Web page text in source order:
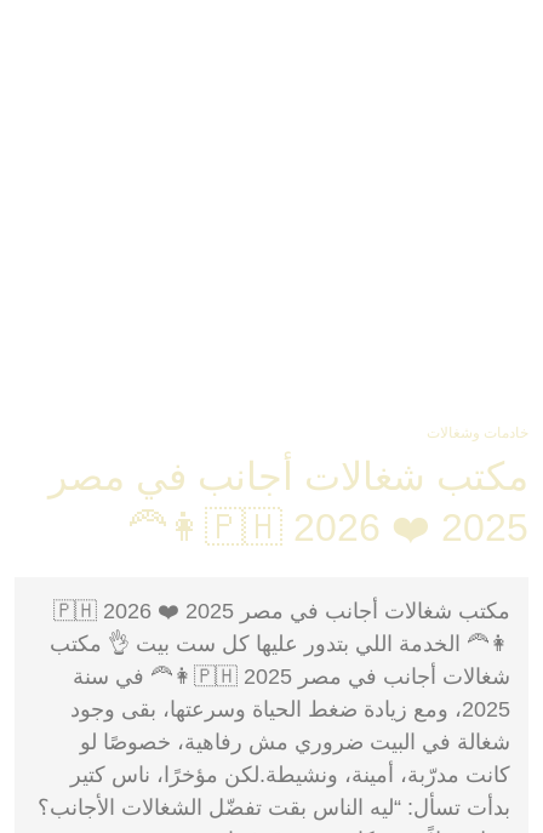
خادمات وشغالات
مكتب شغالات أجانب في مصر
2025 ❤️ 2026 🇵🇭👩‍🦰
مكتب شغالات أجانب في مصر 2025 ❤️ 2026 🇵🇭
👩‍🦰 الخدمة اللي بتدور عليها كل ست بيت 👌 مكتب
شغالات أجانب في مصر 2025 🇵🇭👩‍🦰 في سنة
2025، ومع زيادة ضغط الحياة وسرعتها، بقى وجود
شغالة في البيت ضروري مش رفاهية، خصوصًا لو
كانت مدرّبة، أمينة، ونشيطة.لكن مؤخرًا، ناس كتير
بدأت تسأل: “ليه الناس بقت تفضّل الشغالات الأجانب؟